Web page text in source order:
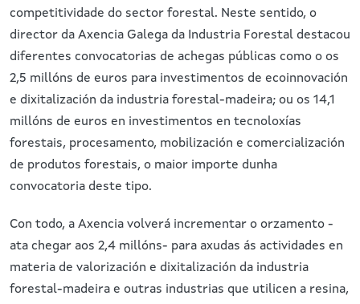
competitividade do sector forestal. Neste sentido, o
director da Axencia Galega da Industria Forestal destacou
diferentes convocatorias de achegas públicas como o os
2,5 millóns de euros para investimentos de ecoinnovación
e dixitalización da industria forestal-madeira; ou os 14,1
millóns de euros en investimentos en tecnoloxías
forestais, procesamento, mobilización e comercialización
de produtos forestais, o maior importe dunha
convocatoria deste tipo.
Con todo, a Axencia volverá incrementar o orzamento -
ata chegar aos 2,4 millóns- para axudas ás actividades en
materia de valorización e dixitalización da industria
forestal-madeira e outras industrias que utilicen a resina,